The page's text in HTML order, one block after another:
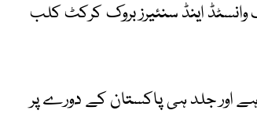
وانسٹڈ اینڈ سنئیرز بروک کرکٹ کلب
اور جلد ہی پاکستان کے دورے پر